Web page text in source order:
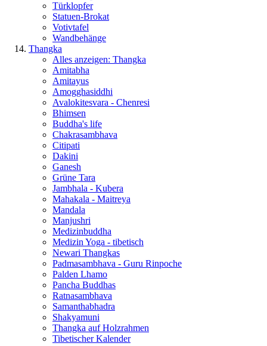
Türklopfer
Statuen-Brokat
Votivtafel
Wandbehänge
Thangka
Alles anzeigen: Thangka
Amitabha
Amitayus
Amogghasiddhi
Avalokitesvara - Chenresi
Bhimsen
Buddha's life
Chakrasambhava
Citipati
Dakini
Ganesh
Grüne Tara
Jambhala - Kubera
Mahakala - Maitreya
Mandala
Manjushri
Medizinbuddha
Medizin Yoga - tibetisch
Newari Thangkas
Padmasambhava - Guru Rinpoche
Palden Lhamo
Pancha Buddhas
Ratnasambhava
Samanthabhadra
Shakyamuni
Thangka auf Holzrahmen
Tibetischer Kalender